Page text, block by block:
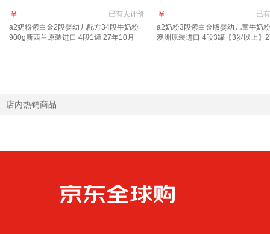
已有人评价
￥
a2奶粉紫白金2段婴幼儿配方34段牛奶粉
900g新西兰原装进口 4段1罐 27年10月
已有
￥
a2奶粉3段紫白金版婴幼儿童牛奶
澳洲原装进口 4段3罐【3岁以上】
店内热销商品